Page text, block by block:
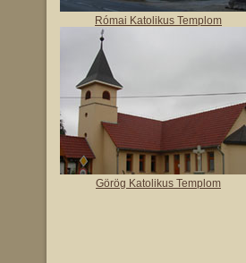
Római Katolikus Templom
Görög Katolikus Templom